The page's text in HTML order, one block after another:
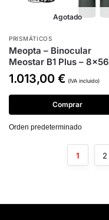
Agotado
PRISMÁTICOS
Meopta – Binocular
Meostar B1 Plus – 8×56
1.013,00 € (IVA incluido)
Comprar
1 2